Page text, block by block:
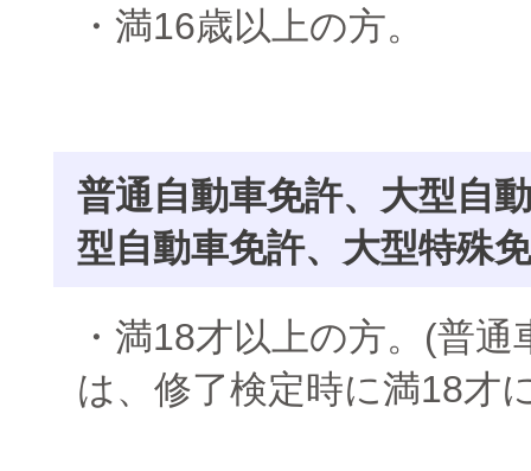
・満16歳以上の方。
普通自動車免許、大型自
型自動車免許、大型特殊
・満18才以上の方。(普
は、修了検定時に満18才